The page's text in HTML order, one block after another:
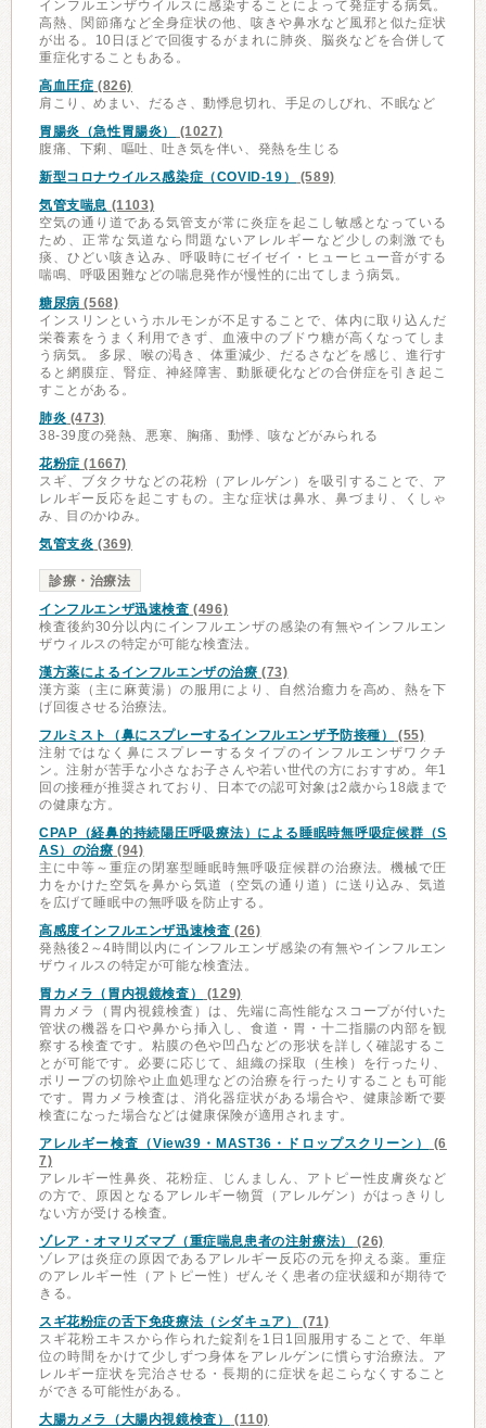
インフルエンザウイルスに感染することによって発症する病気。
高熱、関節痛など全身症状の他、咳きや鼻水など風邪と似た症状
が出る。10日ほどで回復するがまれに肺炎、脳炎などを合併して
重症化することもある。
高血圧症 (826)
肩こり、めまい、だるさ、動悸息切れ、手足のしびれ、不眠など
胃腸炎（急性胃腸炎）
(1027)
腹痛、下痢、嘔吐、吐き気を伴い、発熱を生じる
新型コロナウイルス感染症（COVID-19）
(589)
気管支喘息 (1103)
空気の通り道である気管支が常に炎症を起こし敏感となっている
ため、正常な気道なら問題ないアレルギーなど少しの刺激でも
痰、ひどい咳き込み、呼吸時にゼイゼイ・ヒューヒュー音がする
喘鳴、呼吸困難などの喘息発作が慢性的に出てしまう病気。
糖尿病 (568)
インスリンというホルモンが不足することで、体内に取り込んだ
栄養素をうまく利用できず、血液中のブドウ糖が高くなってしま
う病気。 多尿、喉の渇き、体重減少、だるさなどを感じ、進行す
ると網膜症、腎症、神経障害、動脈硬化などの合併症を引き起こ
すことがある。
肺炎 (473)
38-39度の発熱、悪寒、胸痛、動悸、咳などがみられる
花粉症 (1667)
スギ、ブタクサなどの花粉（アレルゲン）を吸引することで、ア
レルギー反応を起こすもの。主な症状は鼻水、鼻づまり、くしゃ
み、目のかゆみ。
気管支炎 (369)
診療・治療法
インフルエンザ迅速検査 (496)
検査後約30分以内にインフルエンザの感染の有無やインフルエン
ザウィルスの特定が可能な検査法。
漢方薬によるインフルエンザの治療 (73)
漢方薬（主に麻黄湯）の服用により、自然治癒力を高め、熱を下
げ回復させる治療法。
フルミスト（鼻にスプレーするインフルエンザ予防接種）
(55)
注射ではなく鼻にスプレーするタイプのインフルエンザワクチ
ン。注射が苦手な小さなお子さんや若い世代の方におすすめ。年1
回の接種が推奨されており、日本での認可対象は2歳から18歳まで
の健康な方。
CPAP（経鼻的持続陽圧呼吸療法）による睡眠時無呼吸症候群（S
AS）の治療 (94)
主に中等～重症の閉塞型睡眠時無呼吸症候群の治療法。機械で圧
力をかけた空気を鼻から気道（空気の通り道）に送り込み、気道
を広げて睡眠中の無呼吸を防止する。
高感度インフルエンザ迅速検査 (26)
発熱後2～4時間以内にインフルエンザ感染の有無やインフルエン
ザウィルスの特定が可能な検査法。
胃カメラ（胃内視鏡検査）
(129)
胃カメラ（胃内視鏡検査）は、先端に高性能なスコープが付いた
管状の機器を口や鼻から挿入し、食道・胃・十二指腸の内部を観
察する検査です。粘膜の色や凹凸などの形状を詳しく確認するこ
とが可能です。必要に応じて、組織の採取（生検）を行ったり、
ポリープの切除や止血処理などの治療を行ったりすることも可能
です。胃カメラ検査は、消化器症状がある場合や、健康診断で要
検査になった場合などは健康保険が適用されます。
アレルギー検査（View39・MAST36・ドロップスクリーン）
(6
7)
アレルギー性鼻炎、花粉症、じんましん、アトピー性皮膚炎など
の方で、原因となるアレルギー物質（アレルゲン）がはっきりし
ない方が受ける検査。
ゾレア・オマリズマブ（重症喘息患者の注射療法）
(26)
ゾレアは炎症の原因であるアレルギー反応の元を抑える薬。重症
のアレルギー性（アトピー性）ぜんそく患者の症状緩和が期待で
きる。
スギ花粉症の舌下免疫療法（シダキュア）
(71)
スギ花粉エキスから作られた錠剤を1日1回服用することで、年単
位の時間をかけて少しずつ身体をアレルゲンに慣らす治療法。ア
レルギー症状を完治させる・長期的に症状を起こらなくすること
ができる可能性がある。
大腸カメラ（大腸内視鏡検査）
(110)